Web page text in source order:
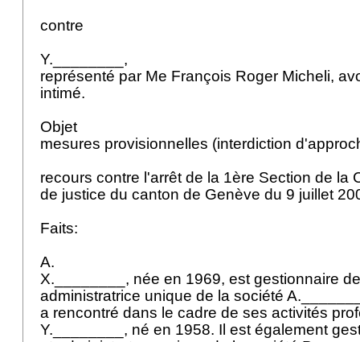
contre
Y.________,
représenté par Me François Roger Micheli,
intimé.
Objet
mesures provisionnelles (interdiction
recours contre l'arrêt de la 1ère Section de la
de justice du canton de Genève du 9 juillet
Faits:
A.
X.________, née en 1969, est gestionnaire
administratrice unique de la société
a rencontré dans le cadre de ses activités
Y.________, né en 1958. Il est également